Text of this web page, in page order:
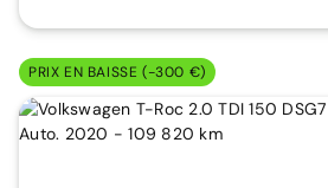
PRIX EN BAISSE (-300 €)